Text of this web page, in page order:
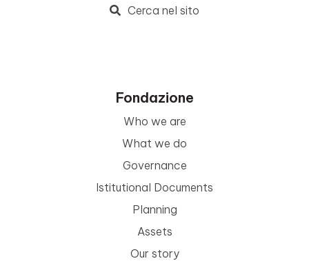
Cerca nel sito
Fondazione
Who we are
What we do
Governance
Istitutional Documents
Planning
Assets
Our story